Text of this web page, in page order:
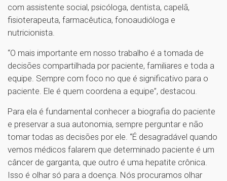
com assistente social, psicóloga, dentista, capelã,
fisioterapeuta, farmacêutica, fonoaudióloga e
nutricionista.
“O mais importante em nosso trabalho é a tomada de
decisões compartilhada por paciente, familiares e toda a
equipe. Sempre com foco no que é significativo para o
paciente. Ele é quem coordena a equipe”, destacou.
Para ela é fundamental conhecer a biografia do paciente
e preservar a sua autonomia, sempre perguntar e não
tomar todas as decisões por ele. “É desagradável quando
vemos médicos falarem que determinado paciente é um
câncer de garganta, que outro é uma hepatite crônica.
Isso é olhar só para a doença. Nós procuramos olhar